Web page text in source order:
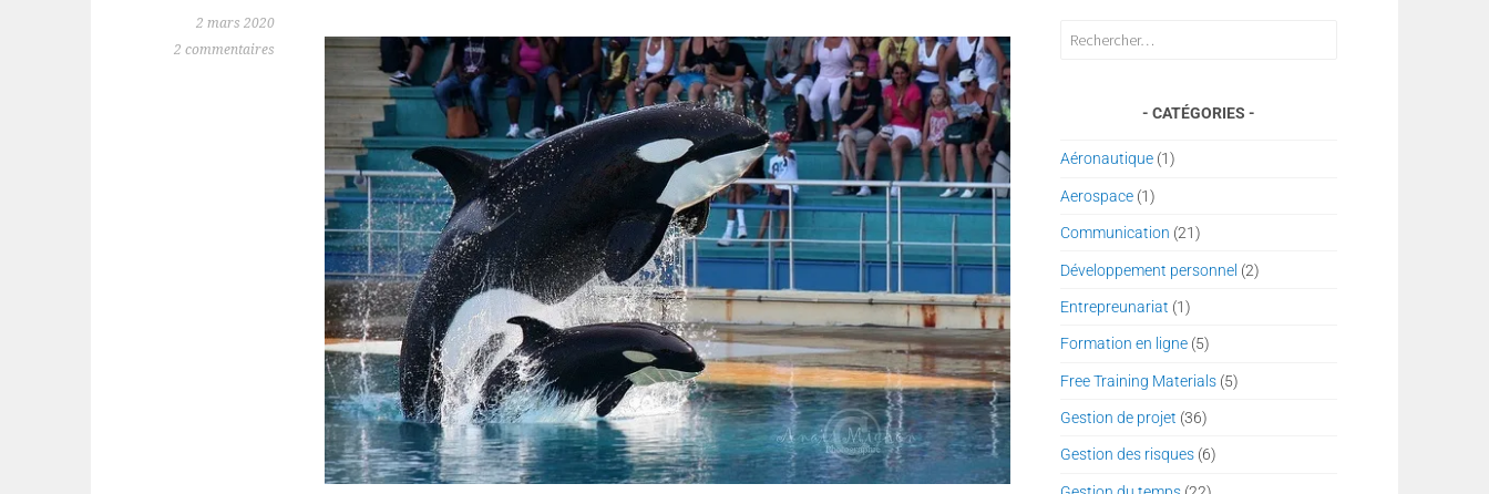
2 mars 2020
2 commentaires
Rechercher :
CATÉGORIES
Aéronautique (1)
Aerospace (1)
Communication (21)
Développement personnel (2)
Entrepreunariat (1)
Formation en ligne (5)
Free Training Materials (5)
Gestion de projet (36)
Gestion des risques (6)